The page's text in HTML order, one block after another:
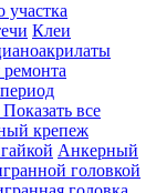
участка
Клеи
Показать все
крепеж
Анкерный
головкой